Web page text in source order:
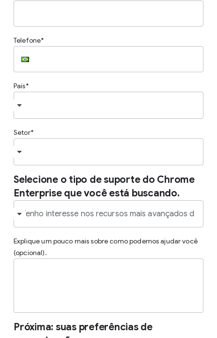
Telefone
País
Setor
Selecione o tipo de suporte do Chrome
Enterprise que você está buscando.
Explique um pouco mais sobre como podemos ajudar você
(opcional).
Próxima: suas preferências de